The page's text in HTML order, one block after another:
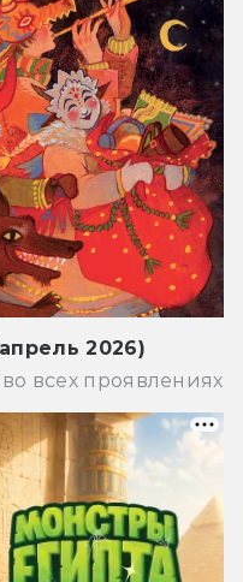
2026)
всех проявлениях